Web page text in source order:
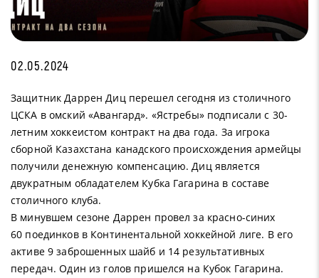
02.05.2024
Защитник Даррен Диц перешел сегодня из столичного
ЦСКА в омский «Авангард». «Ястребы» подписали с 30-
летним хоккеистом контракт на два года. За игрока
сборной Казахстана канадского происхождения армейцы
получили денежную компенсацию. Диц является
двукратным обладателем Кубка Гагарина в составе
столичного клуба.
В минувшем сезоне Даррен провел за красно-синих
60 поединков в Континентальной хоккейной лиге. В его
активе 9 заброшенных шайб и 14 результативных
передач. Один из голов пришелся на Кубок Гагарина.